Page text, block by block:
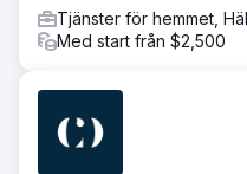
Tjänster för hemmet,
Med start från $2,500